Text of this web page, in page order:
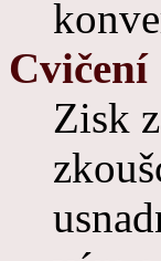
Cvičení
Zisk